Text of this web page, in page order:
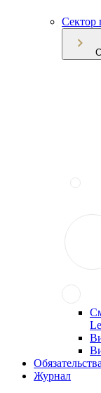
Сектор
Обязательства
Журнал